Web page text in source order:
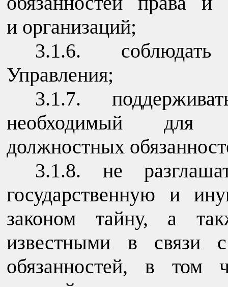
и организаций;
3.1.6.
Управления;
3.1.7.
необходимый для
должностных
3.1.8. не
государственную и
законом тайну, а
известными в связи
обязанностей, в том